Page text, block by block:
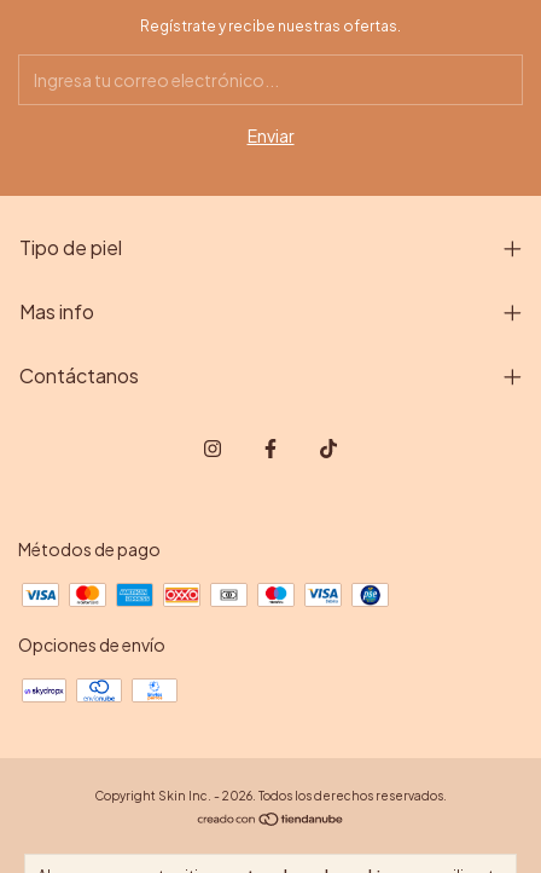
Regístrate y recibe nuestras ofertas.
Tipo de piel
Mas info
Contáctanos
Métodos de pago
Opciones de envío
Copyright Skin Inc. - 2026. Todos los derechos reservados.